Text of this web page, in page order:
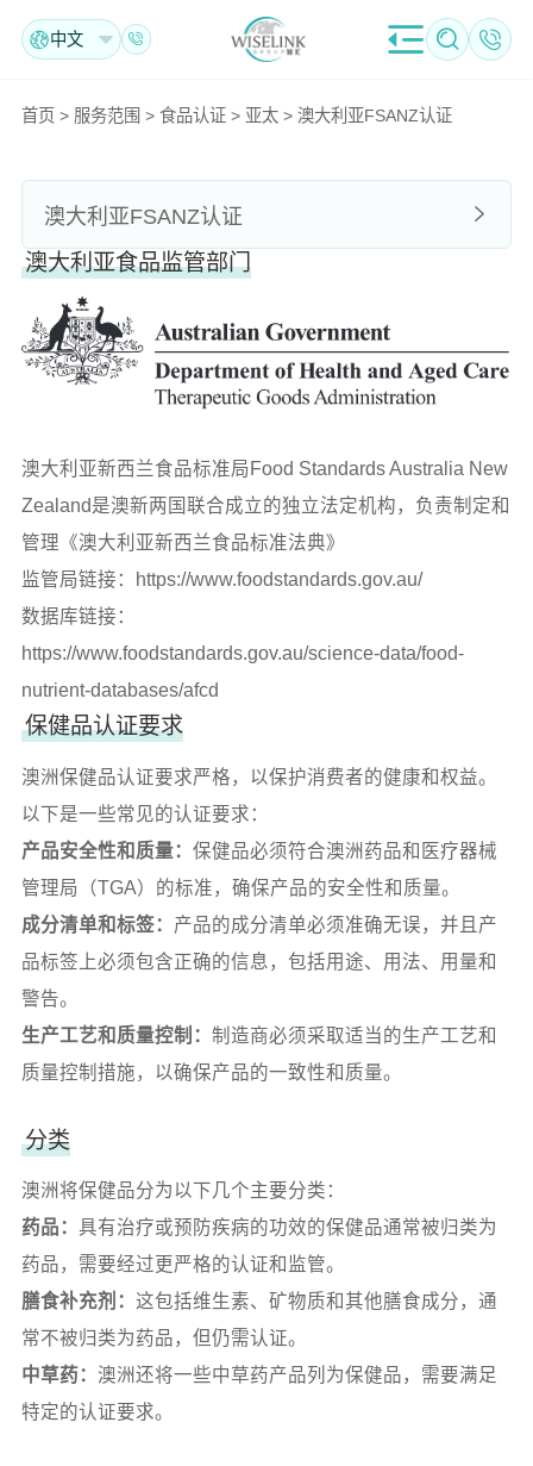
中文
首页 > 服务范围 > 食品认证 > 亚太 > 澳大利亚FSANZ认证
澳大利亚FSANZ认证
澳大利亚食品监管部门
澳大利亚新西兰食品标准局Food Standards Australia New
Zealand是澳新两国联合成立的独立法定机构，负责制定和
管理《澳大利亚新西兰食品标准法典》
监管局链接：
https://www.foodstandards.gov.au/
数据库链接：
https://www.foodstandards.gov.au/science-data/food-
nutrient-databases/afcd
保健品认证要求
澳洲保健品认证要求严格，以保护消费者的健康和权益。
以下是一些常见的认证要求：
产品安全性和质量： 保健品必须符合澳洲药品和医疗器械
管理局（TGA）的标准，确保产品的安全性和质量。
成分清单和标签： 产品的成分清单必须准确无误，并且产
品标签上必须包含正确的信息，包括用途、用法、用量和
警告。
生产工艺和质量控制： 制造商必须采取适当的生产工艺和
质量控制措施，以确保产品的一致性和质量。
分类
澳洲将保健品分为以下几个主要分类：
药品： 具有治疗或预防疾病的功效的保健品通常被归类为
药品，需要经过更严格的认证和监管。
膳食补充剂： 这包括维生素、矿物质和其他膳食成分，通
常不被归类为药品，但仍需认证。
中草药： 澳洲还将一些中草药产品列为保健品，需要满足
特定的认证要求。